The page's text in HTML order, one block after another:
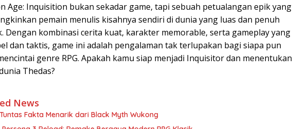
Age: Inquisition bukan sekadar game, tapi sebuah petualangan epik yang
pemain menulis kisahnya sendiri di dunia yang luas dan penuh
Dengan kombinasi cerita kuat, karakter memorable, serta gameplay yang
dan taktis, game ini adalah pengalaman tak terlupakan bagi siapa pun
genre RPG. Apakah kamu siap menjadi Inquisitor dan menentukan
Thedas?
News
Fakta Menarik dari Black Myth Wukong